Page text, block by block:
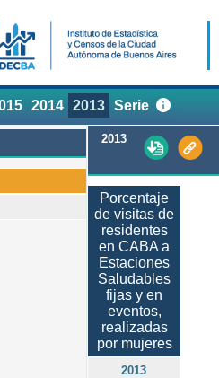
2014 2013 Serie
2013
Porcentaje
de visitas de
residentes
en CABA a
Estaciones
Saludables
fijas y en
eventos,
realizadas
por mujeres
2013